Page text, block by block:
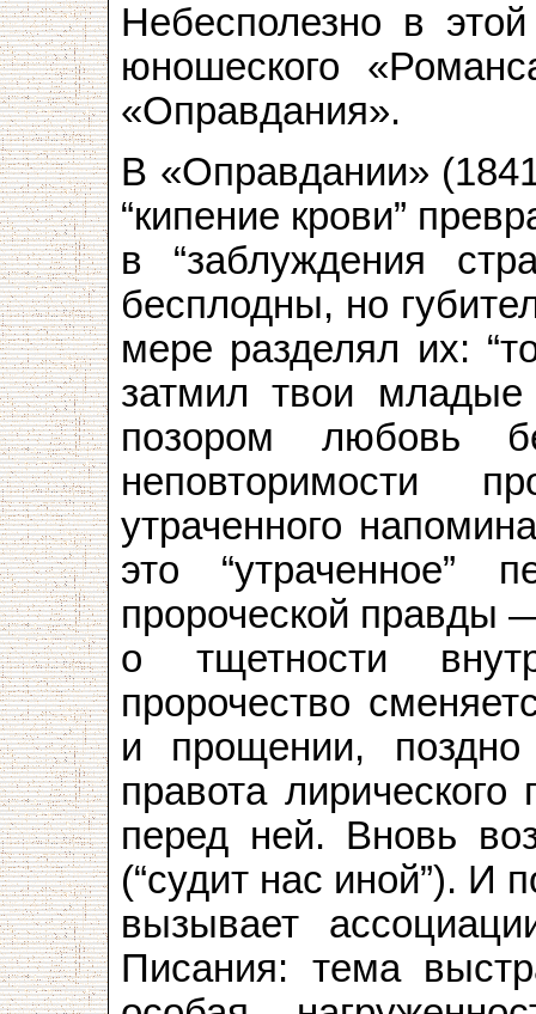
Небесполезно в
юношеского
«Оправдания».
В «Оправдании»
“кипение крови”
в “заблуждения
бесплодны, но
мере разделял их:
затмил твои
позором любовь
неповторимости
утраченного
это “утраченное”
пророческой правды
о тщетности
пророчество
и прощении, поздно
правота
перед ней. Вновь
(“судит нас иной”). И
вызывает
Писания: тема